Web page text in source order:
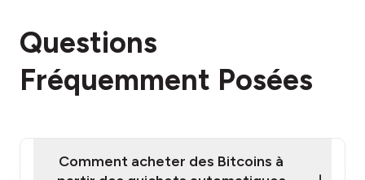
Questions
Fréquemment Posées
Comment acheter des Bitcoins à